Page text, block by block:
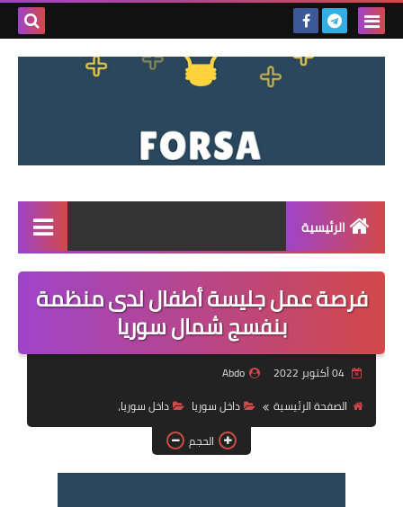
بحث
الرئيسية
القائمة
مناقصات
فرص عمل داخل سوريا
فرص عمل في العراق
فرص عمل في اليمن
فرصة عمل جليسة أطفال لدى منظمة
بنفسج شمال سوريا
04 أكتوبر 2022
Abdo
الصفحة الرئيسية
داخل سوريا
داخل سوريا،
الحجم